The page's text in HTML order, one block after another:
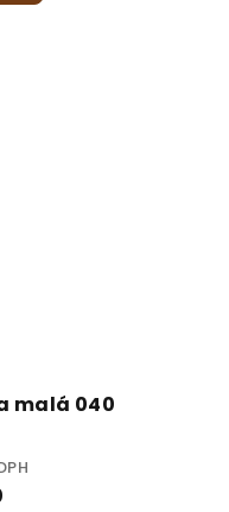
malá 040